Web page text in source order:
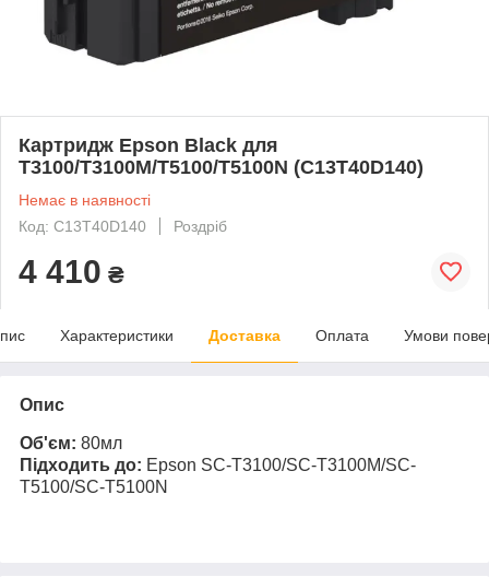
Картридж Epson Black для
T3100/T3100M/T5100/T5100N (C13T40D140)
Немає в наявності
Код: C13T40D140
Роздріб
4 410 ₴
Характеристики Доставка Оплата Умови
Опис
Об'єм: 80мл
Підходить до: Epson SC-T3100/SC-T3100M/SC-
T5100/SC-T5100N